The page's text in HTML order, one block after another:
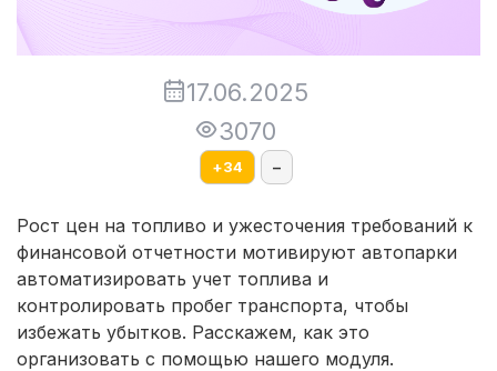
17.06.2025
3070
+34 –
Рост цен на топливо и ужесточения требований к
финансовой отчетности мотивируют автопарки
автоматизировать учет топлива и
контролировать пробег транспорта, чтобы
избежать убытков. Расскажем, как это
организовать с помощью нашего модуля.